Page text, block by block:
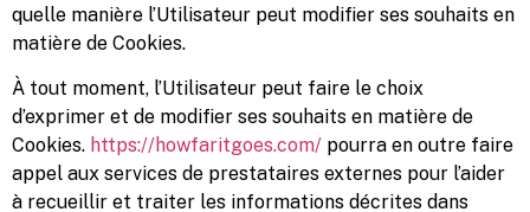
quelle manière l’Utilisateur peut modifier ses souhaits en
matière de Cookies.
À tout moment, l’Utilisateur peut faire le choix
d’exprimer et de modifier ses souhaits en matière de
Cookies. https://howfaritgoes.com/ pourra en outre faire
appel aux services de prestataires externes pour l’aider
à recueillir et traiter les informations décrites dans